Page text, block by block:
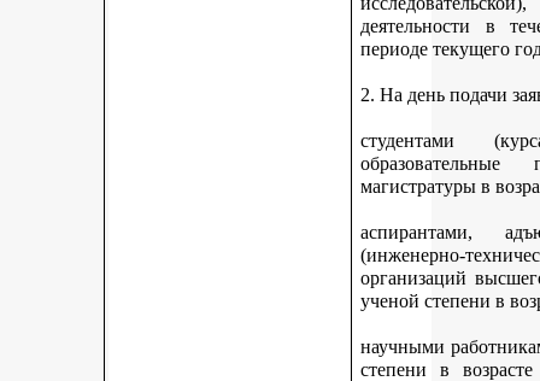
деятельности в
периоде текущего
2. На день подачи
студентами
образовательные
магистратуры в
аспирантами,
(инженерно-
организаций
ученой степени в
научными
степени в